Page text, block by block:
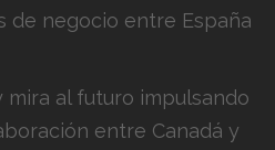
de negocio entre España
mira al futuro impulsando
entre Canadá y